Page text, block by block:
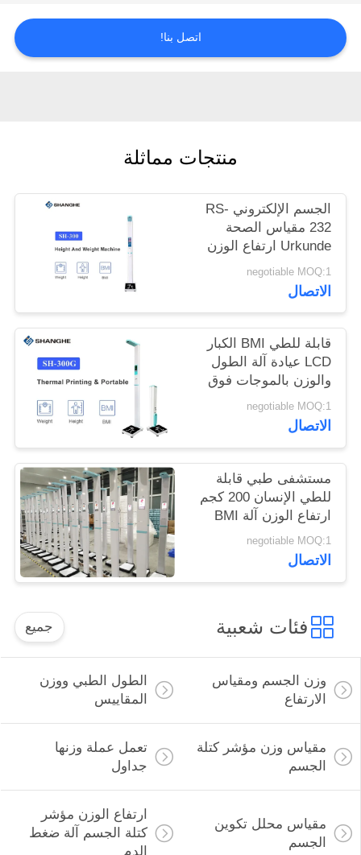
اطلب
الموقع
PRIVACY
POLICY
اتصل بنا!
منتجات مماثلة
الجسم الإلكتروني RS-
232 مقياس الصحة
Urkunde ارتفاع الوزن
negotiable MOQ:1
الاتصال
قابلة للطي BMI الكبار
LCD عيادة آلة الطول
والوزن بالموجات فوق
الصوتية
negotiable MOQ:1
الاتصال
مستشفى طبي قابلة
للطي الإنسان 200 كجم
ارتفاع الوزن آلة BMI
negotiable MOQ:1
الاتصال
فئات شعبية جميع
وزن الجسم ومقياس
الارتفاع
الطول الطبي ووزن
المقاييس
مقياس وزن مؤشر كتلة
الجسم
تعمل عملة وزنها
جداول
مقياس محلل تكوين
الجسم
ارتفاع الوزن مؤشر
كتلة الجسم آلة ضغط
الدم